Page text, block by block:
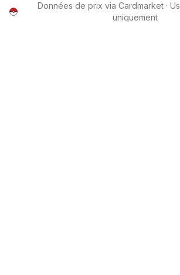
Données de prix via Cardmarket ·
uniquement